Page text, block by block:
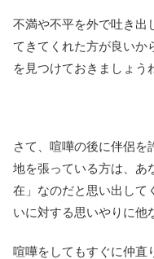
不満や不平を外で吐き出
てきてくれた方が良いか
を見つけておきましょう
さて、喧嘩の後に伴侶を
地を張っている方は、あ
在」なのだと思い出して
いに対する思いやりに他
喧嘩をしてもすぐに仲直